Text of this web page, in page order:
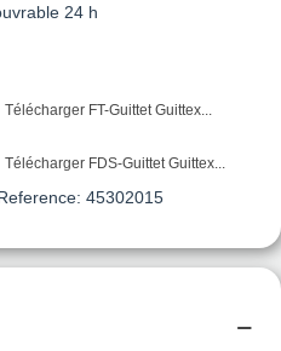
24 h
Télécharger FT-Guittet Guittex...
Télécharger FDS-Guittet Guittex...
45302015